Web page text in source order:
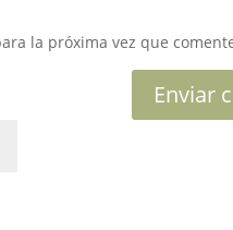
la próxima vez que